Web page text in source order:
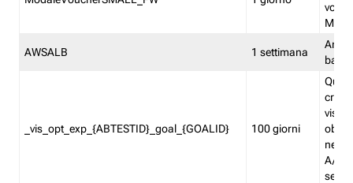
AWSALB 1 settimana
_vis_opt_exp_{ABTESTID}_goal_{GOALID} 100 giorni
nel
A/B.